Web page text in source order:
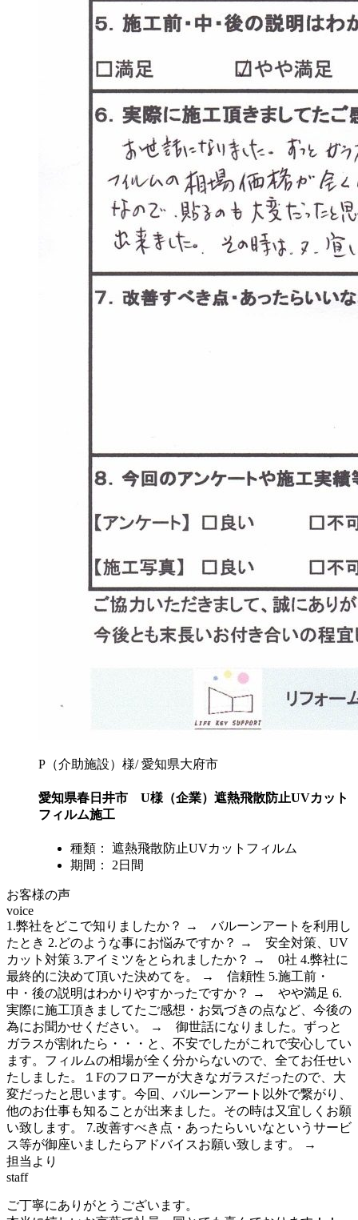
P（介助施設）様/ 愛知県大府市
愛知県春日井市 U様（企業）遮熱飛散防止UVカット
フィルム施工
種類： 遮熱飛散防止UVカットフィルム
期間： 2日間
お客様の声
voice
1.弊社をどこで知りましたか？ → バルーンアートを利用し
たとき 2.どのような事にお悩みですか？ → 安全対策、UV
カット対策 3.アイミツをとられましたか？ → 0社 4.弊社に
最終的に決めて頂いた決めてを。 → 信頼性 5.施工前・
中・後の説明はわかりやすかったですか？ → やや満足 6.
実際に施工頂きましてたご感想・お気づきの点など、今後の
為にお聞かせください。 → 御世話になりました。ずっと
ガラスが割れたら・・・と、不安でしたがこれで安心してい
ます。フィルムの相場が全く分からないので、全てお任せい
たしました。１Fのフロアーが大きなガラスだったので、大
変だったと思います。今回、バルーンアート以外で繋がり、
他のお仕事も知ることが出来ました。その時は又宜しくお願
い致します。 7.改善すべき点・あったらいいなというサービ
ス等が御座いましたらアドバイスお願い致します。 →
担当より
staff
ご丁寧にありがとうございます。